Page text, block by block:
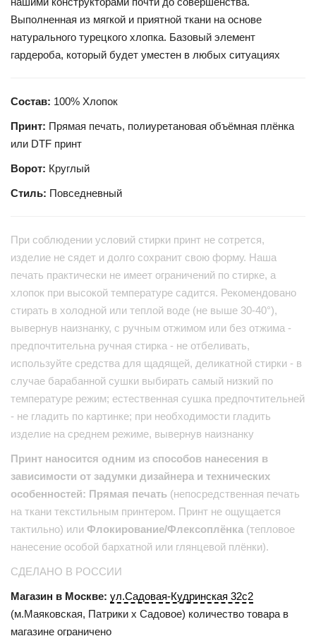
Выполненная из мягкой и приятной ткани на основе
натурального турецкого хлопка. Базовый элемент
гардероба, который будет уместен в любых ситуациях
Состав: 100% Хлопок
Принт: Прямая печать, полиуретановая объёмная плёнка
или DTF принт
Ворот: Круглый
Стиль: Повседневный
При соблюдении условий стирки принт не сотрется,
изделие не сядет и долго сохранит свою форму. Наша
печать практически не имеет ограничений по стирке, а
хлопок при высокой температуре садится. Рекомендовано
стирать в холодной или теплой воде (не выше 30-40°),
вывернув наизнанку, с ручным отжимом или без отжима -
предпочтительна ручная стирка - не отбеливать,
используйте средства для щадящей, деликатной стирки - в
случае барабанной сушки выбирать самый низкий по
температуре режим; естественная сушка предпочтительней
- не гладить по картинке; при необходимости гладить
изделие на среднем режиме, вывернув наизнанку
Принт наносится одним из способов нанесения в
зависимости от задумки дизайнера и технических
особенностей: Прямая печать (непосредственная печать
на ткани текстильным принтером. Принт не ощущается
тактильно) или Флокирование/Флексоплёнка (тепловое
нанесение особой бархатной или глянцевой плёнки).
СДЕЛАНО В РОССИИ
Магазин в Москве: ул.Садовая-Кудринская 32с2
(м.Маяковская, Патрики x Садовое) количество товара в
магазине ограничено